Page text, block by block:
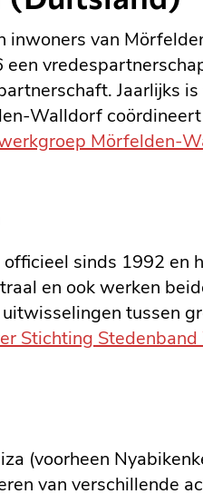
van
Jaarlijks
Walldorf
Mörfelden-
sinds 1992 en
en ook werken
tussen
Stichting
(voorheen
van verschillende